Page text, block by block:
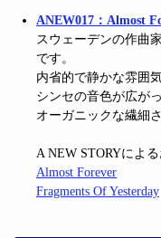
ANEW017：Almost
スウェーデンの作曲
です。
内省的で静かな雰囲
シンセの音色が広が
オーガニックな繊細
A NEW STORYによ
Almost Forever
Fragments Of Yesterday